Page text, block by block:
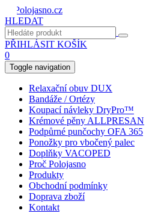
HLEDAT
PŘIHLÁSIT KOŠÍK
0
Toggle navigation
Relaxační obuv DUX
Bandáže / Ortézy
Koupací návleky DryPro™
Krémové pěny ALLPRESAN
Podpůrné punčochy OFA 365
Ponožky pro vbočený palec
Doplňky VACOPED
Proč Polojasno
Produkty
Obchodní podmínky
Doprava zboží
Kontakt